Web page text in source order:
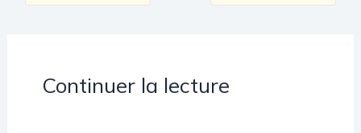
Continuer la lecture